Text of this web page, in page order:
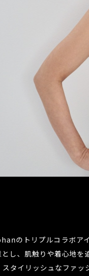
のトリプルコラボア
し、肌触りや着心地
タイリッシュなファッ